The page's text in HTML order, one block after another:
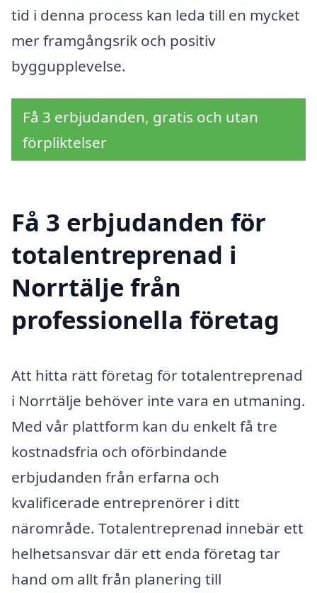
tid i denna process kan leda till en mycket
mer framgångsrik och positiv
byggupplevelse.
Få 3 erbjudanden, gratis och utan
förpliktelser
Få 3 erbjudanden för
totalentreprenad i
Norrtälje från
professionella företag
Att hitta rätt företag för totalentreprenad
i Norrtälje behöver inte vara en utmaning.
Med vår plattform kan du enkelt få tre
kostnadsfria och oförbindande
erbjudanden från erfarna och
kvalificerade entreprenörer i ditt
närområde. Totalentreprenad innebär ett
helhetsansvar där ett enda företag tar
hand om allt från planering till